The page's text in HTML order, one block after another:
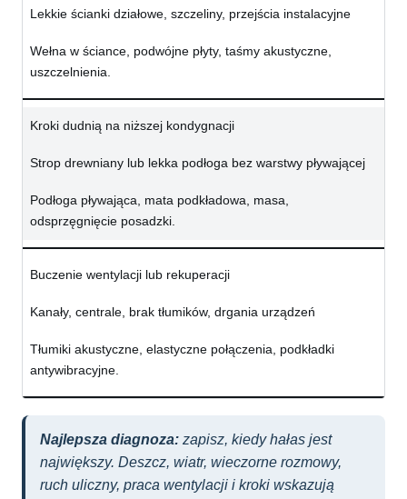
Lekkie ścianki działowe, szczeliny, przejścia instalacyjne
Wełna w ściance, podwójne płyty, taśmy akustyczne,
uszczelnienia.
Kroki dudnią na niższej kondygnacji
Strop drewniany lub lekka podłoga bez warstwy pływającej
Podłoga pływająca, mata podkładowa, masa,
odsprzęgnięcie posadzki.
Buczenie wentylacji lub rekuperacji
Kanały, centrale, brak tłumików, drgania urządzeń
Tłumiki akustyczne, elastyczne połączenia, podkładki
antywibracyjne.
Najlepsza diagnoza: zapisz, kiedy hałas jest
największy. Deszcz, wiatr, wieczorne rozmowy,
ruch uliczny, praca wentylacji i kroki wskazują